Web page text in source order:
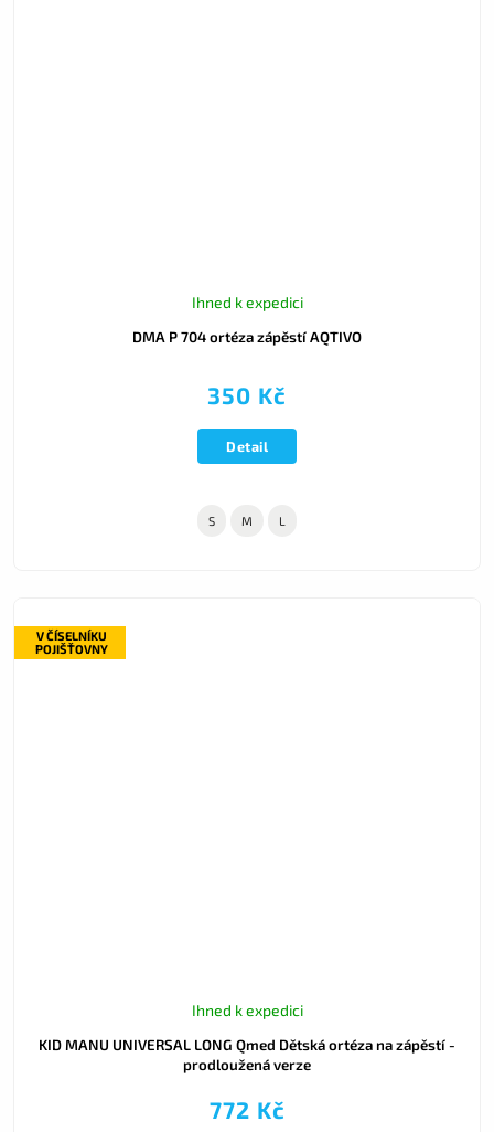
DMA P 704 ortéza zápěstí AQTIVO
Ihned k expedici
350 Kč
Detail
S M L
V ČÍSELNÍKU
POJIŠŤOVNY
KID MANU UNIVERSAL LONG Qmed Dětská ortéza na zápěstí -
prodloužená verze
Ihned k expedici
772 Kč